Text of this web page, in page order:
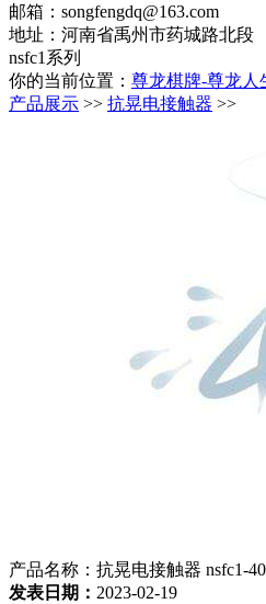
邮箱： songfengdq@163.com
地址：河南省禹州市药城路北段
nsfc1系列
你的当前位置： 尊龙棋牌-尊龙人
产品展示 >> 抗晃电接触器 >>
产品名称：抗晃电接触器 nsfc1-
发表日期： 2023-02-19